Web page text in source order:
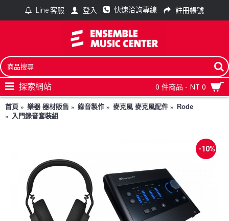
Line 客服 登入 快速洽詢專線 註冊帳號
0 件商品 - NT 0
探索網站
首頁 樂器 器材販售 錄音製作 麥克風 麥克風配件
Rode
入門錄音套裝組
-10%